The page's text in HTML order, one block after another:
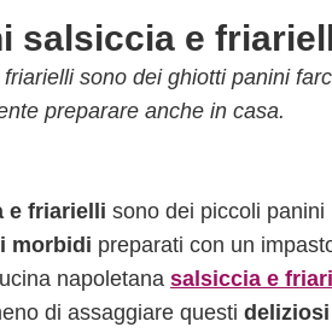
salsiccia e
sono dei ghiotti panini
preparare anche in casa.
e friarielli sono dei piccoli
morbidi preparati con un
napoletana salsiccia e
di assaggiare questi